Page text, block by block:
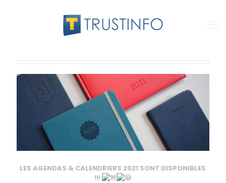
LES AGENDAS & CALENDRIERS 2021 SONT DISPONIBLES
!!!